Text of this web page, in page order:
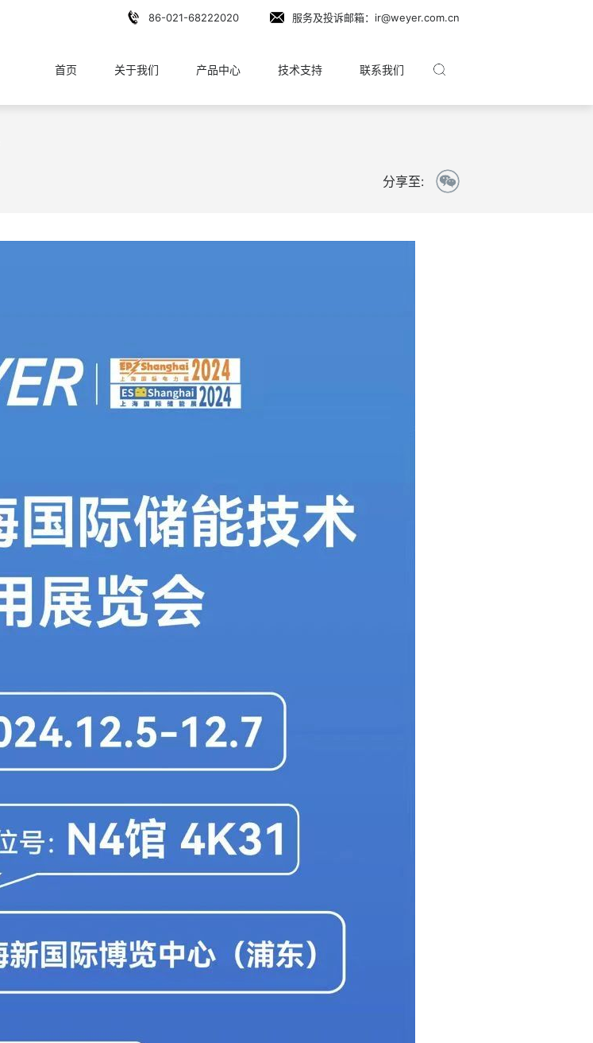
服务及投诉邮箱：ir@weyer.com.cn
86-021-68222020
首页 关于我们 产品中心 技术支持 联系我们
分享至: